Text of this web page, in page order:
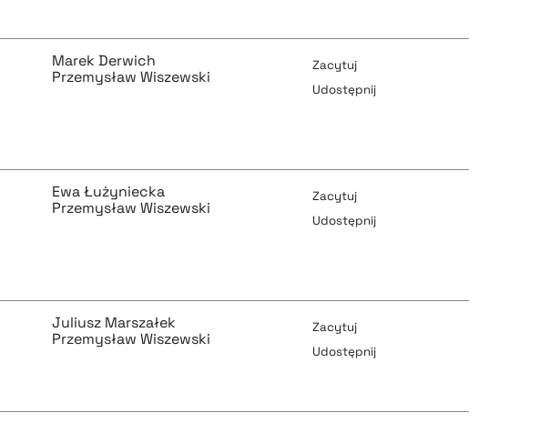
pobierz cytat
Marek Derwich
Przemysław Wiszewski
Zacytuj
Udostępnij
Ewa Łużyniecka
Przemysław Wiszewski
Zacytuj
Udostępnij
pobierz cytat
Juliusz Marszałek
Przemysław Wiszewski
Zacytuj
Udostępnij